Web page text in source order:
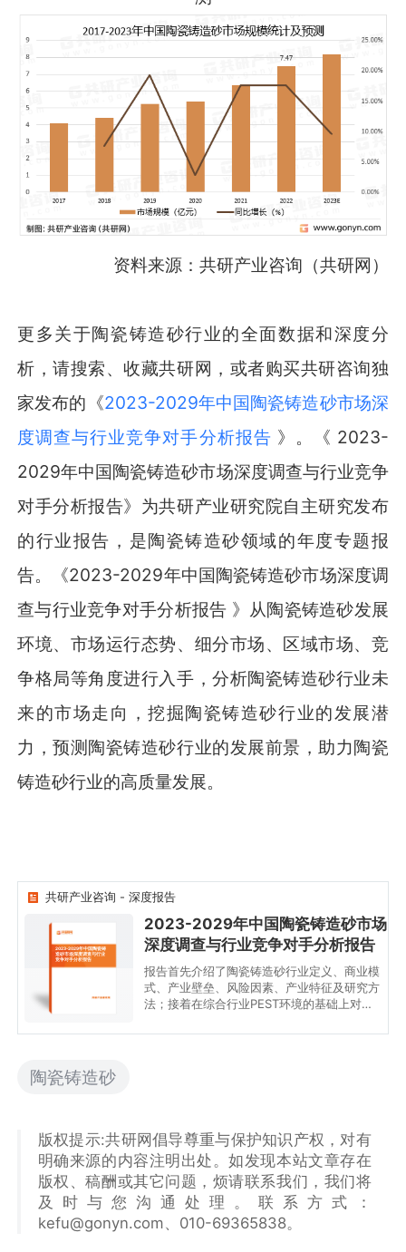
资料来源：共研产业咨询（共研网）
更多关于陶瓷铸造砂行业的全面数据和深度分
析，请搜索、收藏共研网，或者购买共研咨询独
家发布的《2023-2029年中国陶瓷铸造砂市场深
度调查与行业竞争对手分析报告 》。《 2023-
2029年中国陶瓷铸造砂市场深度调查与行业竞争
对手分析报告》为共研产业研究院自主研究发布
的行业报告，是陶瓷铸造砂领域的年度专题报
告。《2023-2029年中国陶瓷铸造砂市场深度调
查与行业竞争对手分析报告 》从陶瓷铸造砂发展
环境、市场运行态势、细分市场、区域市场、竞
争格局等角度进行入手，分析陶瓷铸造砂行业未
来的市场走向，挖掘陶瓷铸造砂行业的发展潜
力，预测陶瓷铸造砂行业的发展前景，助力陶瓷
铸造砂行业的高质量发展。
共研产业咨询 - 深度报告
2023-2029年中国陶瓷铸
造砂市场深度调查与行业
竞争对手分析报告
2023-2029年中国陶瓷铸造砂市场
深度调查与行业竞争对手分析报告
报告首先介绍了陶瓷铸造砂行业定义、商业模
式、产业壁垒、风险因素、产业特征及研究方
法；接着在综合行业PEST环境的基础上对国
特征做了重点分析
陶瓷铸造砂
版权提示:共研网倡导尊重与保护知识产权，对有
明确来源的内容注明出处。如发现本站文章存在
版权、稿酬或其它问题，烦请联系我们，我们将
及时与您沟通处理。联系方式：
kefu@gonyn.com、010-69365838。